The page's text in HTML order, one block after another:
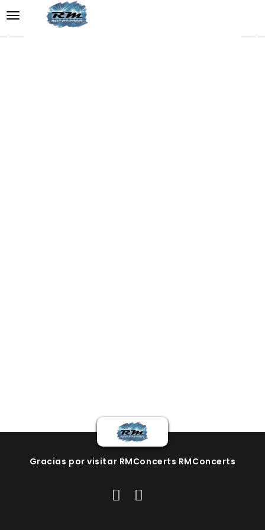
desplegar navegación
Gracias por visitar RMConcerts RMConcerts